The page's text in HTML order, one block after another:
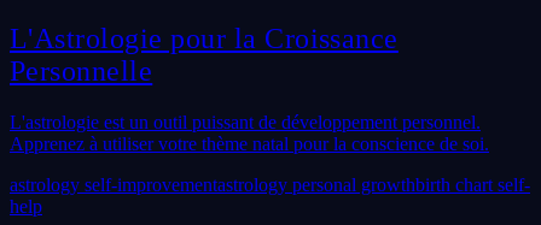
L'Astrologie pour la Croissance
Personnelle
L'astrologie est un outil puissant de développement personnel.
Apprenez à utiliser votre thème natal pour la conscience de soi.
astrology self-improvementastrology personal growthbirth chart self-
help